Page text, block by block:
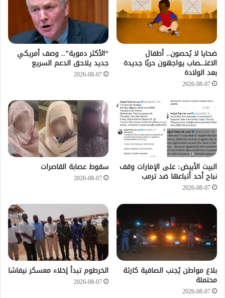
ضحايا لا يُحصون.. أطفال
الاغتـ.ـصاب يواجهون حربًا جديدة
بعد الولادة
2026-08-07
“الأكثر دموية”.. وصف أمريكي
جديد يلاحق الدعم السريع
2026-08-07
‏البيت الأبيض: على ⁧‫الإمارات‬⁩ وقف
نباح أحد أتباعها ضد ترمب
2026-08-07
سقوط عصابة القاصرات
2026-08-07
بلاغ مواطن يُجنب الصافية كارثة
محتملة
2026-08-07
الخرطوم تبدأ إخلاء معسكر نيفاشا
2026-08-07